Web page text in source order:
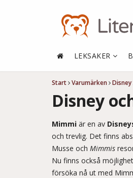
Start Varumärken Disney
Disney
Mimmi är en av
och trevlig. Det finns
Musse och Mimmis
Nu finns också
försöka nå ut med
LEKSAKER